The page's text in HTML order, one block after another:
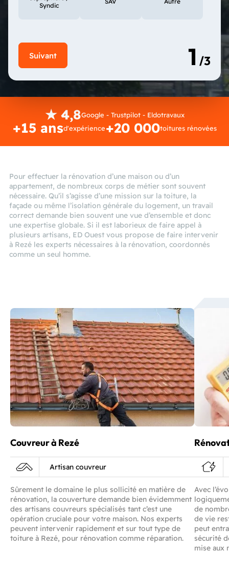
Syndic
★ 4,8Google - Trustpilot - Eldotravaux
+15 ansd'expérience+20 000toitures rénovées
Pour effectuer la rénovation d’une maison ou d’un
appartement, de nombreux corps de métier sont souvent
nécessaire. Qu’il s’agisse d’une mission sur la toiture, la
façade ou même l’isolation générale du logement, un travail
correct demande bien souvent une vue d’ensemble et donc
une expertise globale. Si il est laborieux de faire appel à
plusieurs artisans, ED Ouest vous propose de faire intervenir
à Rezé les experts nécessaires à la rénovation, coordonnés
comme un seul homme.
Couvreur à Rezé
Artisan couvreur
Sûrement le domaine le plus sollicité en matière de
rénovation, la couverture demande bien évidemment
des artisans couvreurs spécialisés tant c’est une
opération cruciale pour votre maison. Nos experts
peuvent intervenir rapidement et sur tout type de
toiture à Rezé, pour rénovation comme réparation.
Avec
de
de vie
peut
sécurité
mise aux